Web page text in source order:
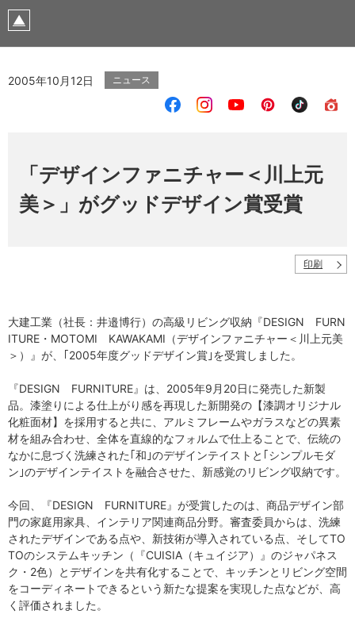
2005年10月12日 ニュース
「デザインファニチャー＜川上元
美＞」がグッドデザイン賞受賞
印刷
大建工業（社長：井邉博行）の高級リビング収納『DESIGN FURN
ITURE・MOTOMI KAWAKAMI（デザインファニチャー＜川上元美
＞）』が、｢2005年度グッドデザイン賞｣を受賞しました。
『DESIGN FURNITURE』は、2005年9月20日に発売した新製
品。漆塗りによる仕上がり感を再現した新開発の【漆調オリジナル
化粧面材】を採用すると共に、アルミフレームやガラスなどの異素
材を組み合わせ、全体を直線的なフォルムで仕上ることで、伝統の
なかに息づく洗練された｢和｣のデザインテイストと｢シンプルモダ
ン｣のデザインテイストを融合させた、新感覚のリビング収納です。
今回、『DESIGN FURNITURE』が受賞したのは、商品デザイン部
門の家庭用家具、インテリア関連商品分野。審査委員からは、洗練
されたデザインである点や、新技術が導入されている点、そしてTO
TOのシステムキッチン（『CUISIA（キュイジア）』のジャパネス
ク・2色）とデザインを共有化することで、キッチンとリビング空間
をコーディネートできるという新たな提案を実現した点などが、高
く評価されました。